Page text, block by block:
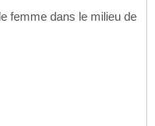
femme dans le milieu de